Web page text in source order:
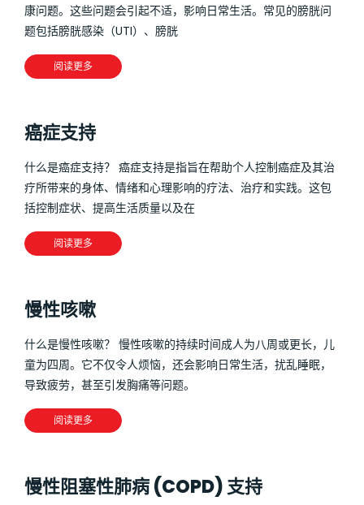
康问题。这些问题会引起不适，影响日常生活。常见的膀胱问
题包括膀胱感染（UTI）、膀胱
阅读更多
癌症支持
什么是癌症支持？ 癌症支持是指旨在帮助个人控制癌症及其治
疗所带来的身体、情绪和心理影响的疗法、治疗和实践。这包
括控制症状、提高生活质量以及在
阅读更多
慢性咳嗽
什么是慢性咳嗽？ 慢性咳嗽的持续时间成人为八周或更长，儿
童为四周。它不仅令人烦恼，还会影响日常生活，扰乱睡眠，
导致疲劳，甚至引发胸痛等问题。
阅读更多
慢性阻塞性肺病 (COPD) 支持